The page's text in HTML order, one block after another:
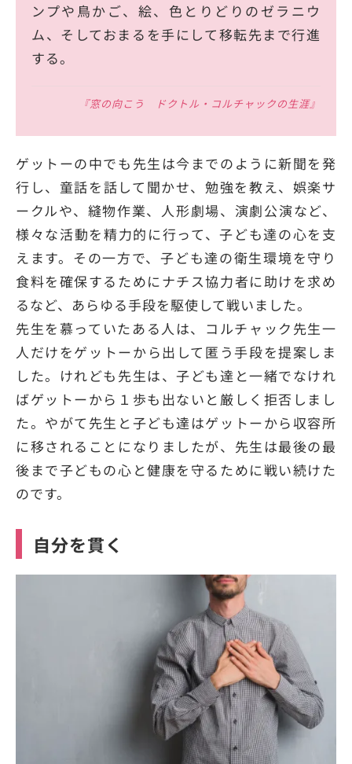
ンプや鳥かご、絵、色とりどりのゼラニウ
ム、そしておまるを手にして移転先まで行進
する。
『窓の向こう ドクトル・コルチャックの生涯』
ゲットーの中でも先生は今までのように新聞を発
行し、童話を話して聞かせ、勉強を教え、娯楽サ
ークルや、縫物作業、人形劇場、演劇公演など、
様々な活動を精力的に行って、子ども達の心を支
えます。その一方で、子ども達の衛生環境を守り
食料を確保するためにナチス協力者に助けを求め
るなど、あらゆる手段を駆使して戦いました。
先生を慕っていたある人は、コルチャック先生一
人だけをゲットーから出して匿う手段を提案しま
した。けれども先生は、子ども達と一緒でなけれ
ばゲットーから１歩も出ないと厳しく拒否しまし
た。やがて先生と子ども達はゲットーから収容所
に移されることになりましたが、先生は最後の最
後まで子どもの心と健康を守るために戦い続けた
のです。
自分を貫く